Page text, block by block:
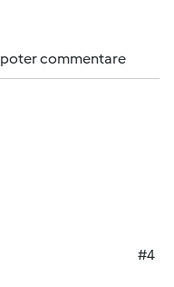
commentare
#4